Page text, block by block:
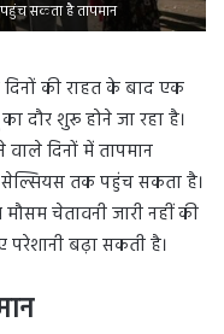
सकता है तापमान
की राहत के बाद एक
दौर शुरू होने जा रहा है।
दिनों में तापमान
सेल्सियस तक पहुंच सकता है।
चेतावनी जारी नहीं की
बढ़ा सकती है।